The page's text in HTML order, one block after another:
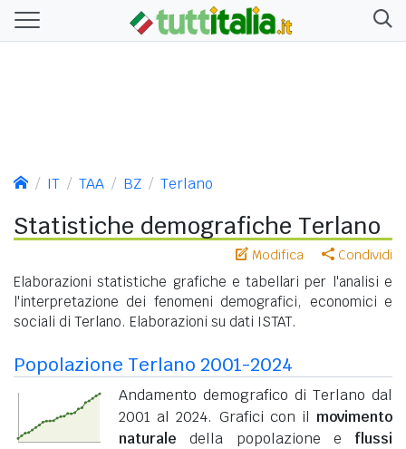
IT TAA BZ Terlano
Statistiche demografiche Terlano
Modifica Condividi
Elaborazioni statistiche grafiche e tabellari per l'analisi e
l'interpretazione dei fenomeni demografici, economici e
sociali di Terlano. Elaborazioni su dati ISTAT.
Popolazione Terlano 2001-2024
Andamento demografico di Terlano dal
2001 al 2024. Grafici con il movimento
naturale della popolazione e flussi